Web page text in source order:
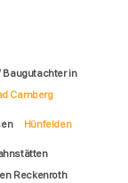
in
Camberg
Hünfelden
Reckenroth